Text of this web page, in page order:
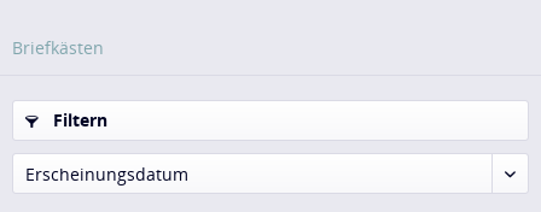
Briefkästen
Filtern
Erscheinungsdatum